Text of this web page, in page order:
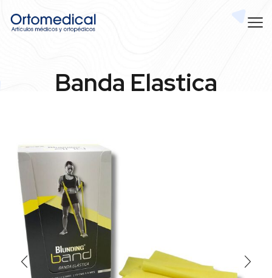
Banda Elastica